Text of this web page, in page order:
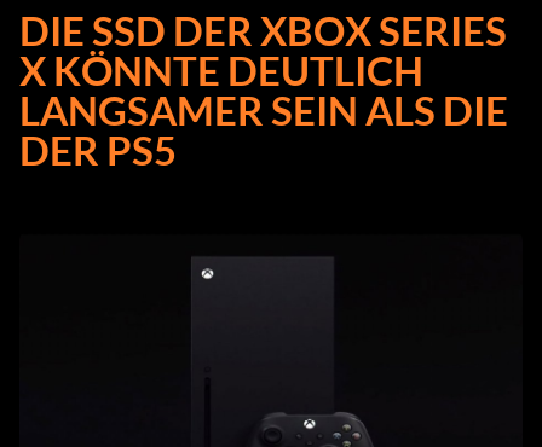
DIE SSD DER XBOX SERIES
X KÖNNTE DEUTLICH
LANGSAMER SEIN ALS DIE
DER PS5